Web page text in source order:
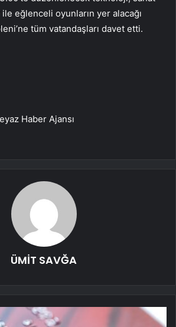
eğlenceli oyunların yer alacağı
tüm vatandaşları davet etti.
Haber Ajansı
ÜMİT SAVĞA